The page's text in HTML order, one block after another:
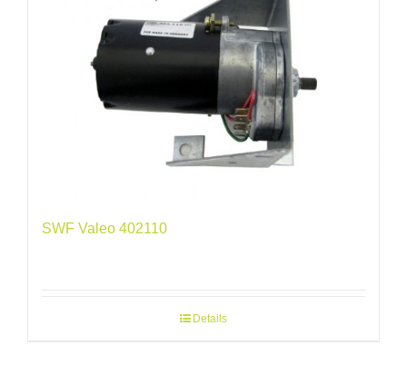
SWF Valeo 402110
Details